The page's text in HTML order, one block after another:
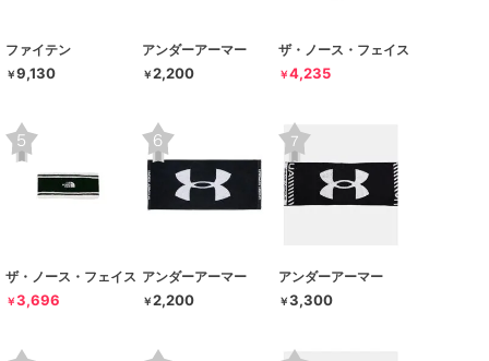
ファイテン
￥9,130
アンダーアーマー
￥2,200
ザ・ノース・フェイス
￥4,235
ザ・ノース・フェイス
￥3,696
アンダーアーマー
￥2,200
アンダーアーマー
￥3,300